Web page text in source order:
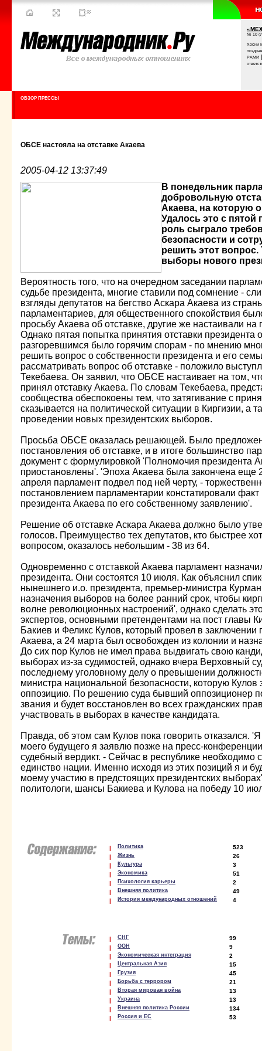
№ 10
Хосни
РАМИ
ОБЗОР ПРЕССЫ
ОБСЕ настояла на отставке Акаева
2005-04-12 13:37:49
В понедельник
добровольную
Акаева, на которую
Удалось это с пятой
роль сыграло
безопасности и
решить этот вопрос.
выборы нового
Вероятность того, что на очередном заседании
судьбе президента, многие ставили под сомнение -
взгляды депутатов на бегство Аскара Акаева из
парламентариев, для общественного спокойствия
просьбу Акаева об отставке, другие же настаивали
Однако пятая попытка принятия отставки президента
разгоревшимся было горячим спорам - по мнению
решить вопрос о собственности президента и его
рассматривать вопрос об отставке - положило
Текебаева. Он заявил, что ОБСЕ настаивает на том,
принял отставку Акаева. По словам Текебаева,
сообщества обеспокоены тем, что затягивание с
сказывается на политической ситуации в Киргизии, а
проведении новых президентских выборов.
Просьба ОБСЕ оказалась решающей. Было
постановления об отставке, и в итоге большинство
документ с формулировкой 'Полномочия президента
приостановлены'. 'Эпоха Акаева была закончена еще
апреля парламент подвел под ней черту, -
постановлением парламентарии констатировали
президента Акаева по его собственному заявлению'.
Решение об отставке Аскара Акаева должно было
голосов. Преимущество тех депутатов, кто быстрее
вопросом, оказалось небольшим - 38 из 64.
Одновременно с отставкой Акаева парламент
президента. Они состоятся 10 июля. Как объяснил
нынешнего и.о. президента, премьер-министра
назначения выборов на более ранний срок, чтобы
волне революционных настроений', однако сделать
экспертов, основными претендентами на пост главы
Бакиев и Феликс Кулов, который провел в
Акаева, а 24 марта был освобожден из колонии и
До сих пор Кулов не имел права выдвигать свою
выборах из-за судимостей, однако вчера Верховный
последнему уголовному делу о превышении
министра национальной безопасности, которую Кулов
оппозицию. По решению суда бывший оппозиционер
звания и будет восстановлен во всех гражданских
участвовать в выборах в качестве кандидата.
Правда, об этом сам Кулов пока говорить отказался.
моего будущего я заявлю позже на пресс-
судебный вердикт. - Сейчас в республике необходимо
единство нации. Именно исходя из этих позиций я и
моему участию в предстоящих президентских
политологи, шансы Бакиева и Кулова на победу 10
Политика 523
Жизнь 26
Культура 3
Экономика 51
Психология карьеры 2
Внешняя политика 49
История международных отношений 4
СНГ 99
ООН 9
Экономическая интеграция 2
Центральная Азия 15
Грузия 45
Борьба с террором 21
Вторая мировая война 13
Украина 13
Внешняя политика России 134
Россия и ЕС 53